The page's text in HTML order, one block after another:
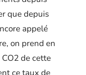
que depuis
appelé
on prend en
de cette